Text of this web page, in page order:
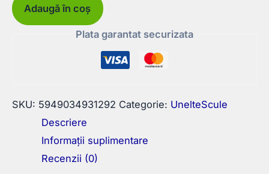
ETS
1
Adaugă în coș
Plata garantat securizata
SKU: 5949034931292 Categorie: UnelteScule
Descriere
Informații suplimentare
Recenzii (0)